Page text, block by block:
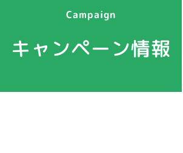
Campaign
キャンペーン情報